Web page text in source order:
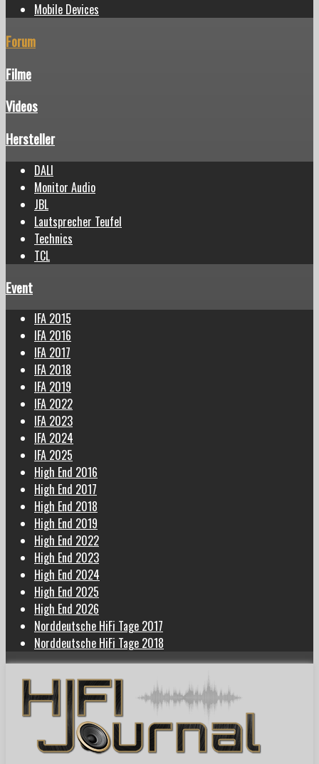
Mobile Devices
Forum
Filme
Videos
Hersteller
DALI
Monitor Audio
JBL
Lautsprecher Teufel
Technics
TCL
Event
IFA 2015
IFA 2016
IFA 2017
IFA 2018
IFA 2019
IFA 2022
IFA 2023
IFA 2024
IFA 2025
High End 2016
High End 2017
High End 2018
High End 2019
High End 2022
High End 2023
High End 2024
High End 2025
High End 2026
Norddeutsche HiFi Tage 2017
Norddeutsche HiFi Tage 2018